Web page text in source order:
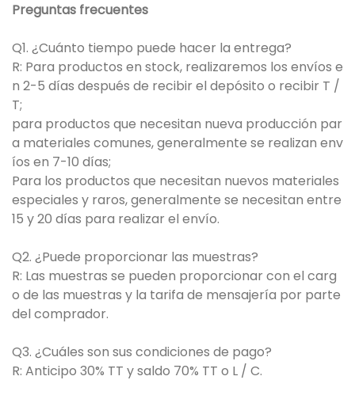
Preguntas frecuentes
Q1. ¿Cuánto tiempo puede hacer la entrega?
R: Para productos en stock, realizaremos los envíos e
n 2-5 días después de recibir el depósito o recibir T /
T;
para productos que necesitan nueva producción par
a materiales comunes, generalmente se realizan env
íos en 7-10 días;
Para los productos que necesitan nuevos materiales
especiales y raros, generalmente se necesitan entre
15 y 20 días para realizar el envío.
Q2. ¿Puede proporcionar las muestras?
R: Las muestras se pueden proporcionar con el carg
o de las muestras y la tarifa de mensajería por parte
del comprador.
Q3. ¿Cuáles son sus condiciones de pago?
R: Anticipo 30% TT y saldo 70% TT o L / C.